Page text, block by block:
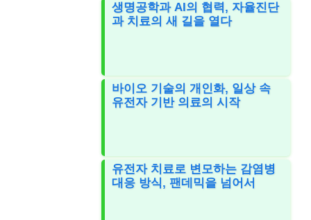
생명공학과 AI의 협력, 자율진단
과 치료의 새 길을 열다
바이오 기술의 개인화, 일상 속
유전자 기반 의료의 시작
유전자 치료로 변모하는 감염병
대응 방식, 팬데믹을 넘어서